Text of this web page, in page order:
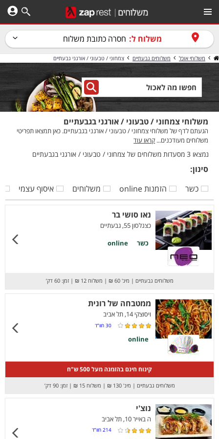
משלוח ל: חסרה כתובת משלוח
משלוחי אוכל משלוחים גבעתיים צמחוני / טבעוני / אורגני גבעתיים
משלוחי צמחוני / טבעוני / אורגני בגבעתיים
הגעתם לדף של משלוחי צמחוני / טבעוני / אורגני בגבעתיים. כאן תמצאו תפריטי
משלוחים מעודכנים... קראו עוד
נמצאו 3 מסעדות משלוחים של צמחוני / טבעוני / אורגני בגבעתיים
סינון:
כשר
הזמנות online משלוחים איסוף עצמי
נאו סושי בר
כצנלסון 55, גבעתיים
כשר
online
משלוחים גבעתיים | מינ' 60 ₪ | משלוח 12 ₪ | זמן: 60 דק’
ממטבחה של רונית
ויסוצקי 14, תל אביב
30 חוו”ד
online
קינוח חינם בהזמנה מעל 500 ש"ח
משלוחים גבעתיים | מינ' 130 ₪ | משלוח 15 ₪ | זמן: 90 דק’
נוצ'י
ה באייר 10, תל אביב
214 חוו”ד